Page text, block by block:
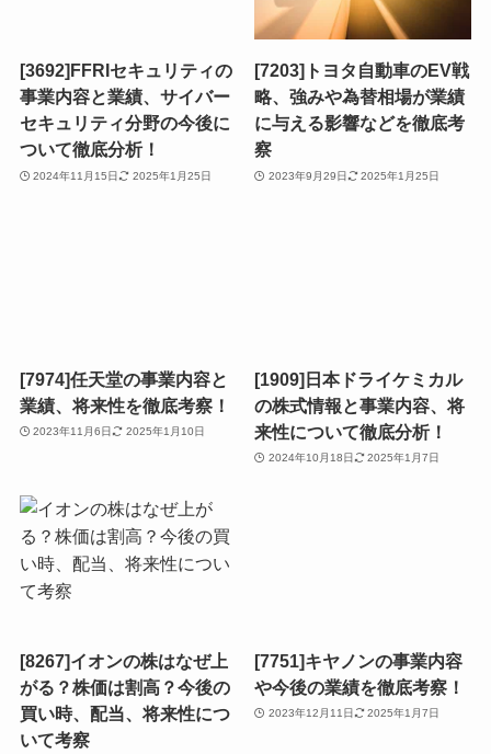
[3692]FFRIセキュリティの
事業内容と業績、サイバー
セキュリティ分野の今後に
ついて徹底分析！
2024年11月15日 2025年1月25日
[7203]トヨタ自動車のEV戦
略、強みや為替相場が業績
に与える影響などを徹底考
察
2023年9月29日 2025年1月25日
[7974]任天堂の事業内容と
業績、将来性を徹底考察！
2023年11月6日 2025年1月10日
[1909]日本ドライケミカル
の株式情報と事業内容、将
来性について徹底分析！
2024年10月18日 2025年1月7日
[8267]イオンの株はなぜ上
がる？株価は割高？今後の
買い時、配当、将来性につ
いて考察
[7751]キヤノンの事業内容
や今後の業績を徹底考察！
2023年12月11日 2025年1月7日